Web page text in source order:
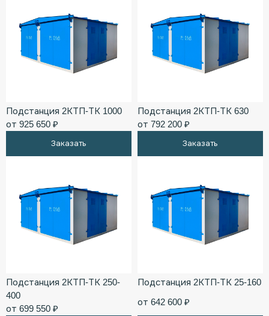
Подстанция 2КТП-ТК 1000
от 925 650 ₽
Заказать
Подстанция 2КТП-ТК 630
от 792 200 ₽
Заказать
Подстанция 2КТП-ТК 250-
400
от 699 550 ₽
Подстанция 2КТП-ТК 25-160
от 642 600 ₽